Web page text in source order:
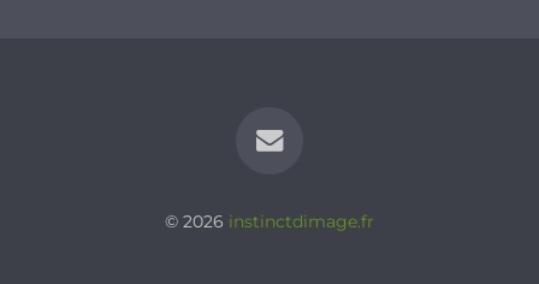
© 2026 instinctdimage.fr